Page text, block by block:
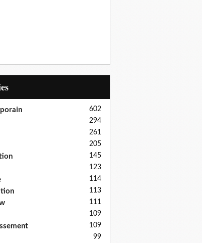
602
294
261
205
145
123
114
113
111
109
109
99